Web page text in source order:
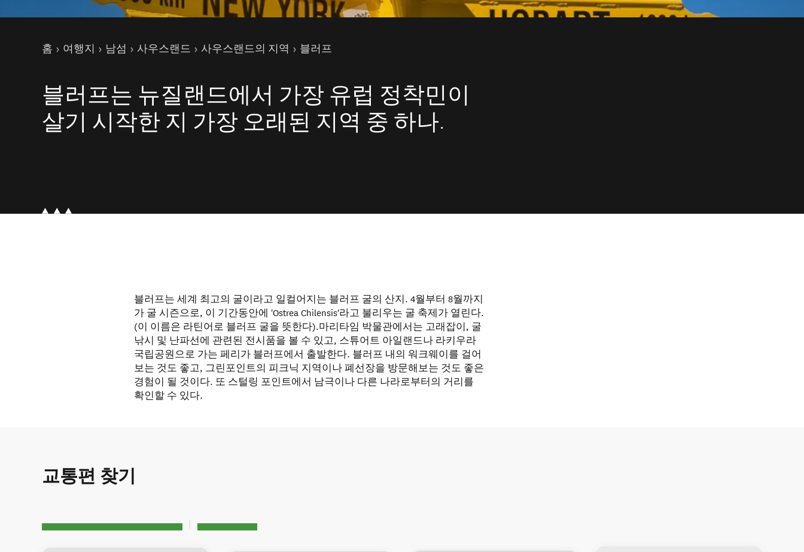
현재 페이지
홈 여행지 남섬 사우스랜드 사우스랜드의 지역 블러프
블러프는 뉴질랜드에서 가장 유럽 정착민이
살기 시작한 지 가장 오래된 지역 중 하나.
블러프는 세계 최고의 굴이라고 일컬어지는 블러프 굴의 산지. 4월부터 8월까지
가 굴 시즌으로, 이 기간동안에 'Ostrea Chilensis'라고 불리우는 굴 축제가 열린다.
(이 이름은 라틴어로 블러프 굴을 뜻한다).마리타임 박물관에서는 고래잡이, 굴
낚시 및 난파선에 관련된 전시품을 볼 수 있고, 스튜어트 아일랜드나 라키우라
국립공원으로 가는 페리가 블러프에서 출발한다. 블러프 내의 워크웨이를 걸어
보는 것도 좋고, 그린포인트의 피크닉 지역이나 폐선장을 방문해보는 것도 좋은
경험이 될 것이다. 또 스털링 포인트에서 남극이나 다른 나라로부터의 거리를
확인할 수 있다.
교통편 찾기